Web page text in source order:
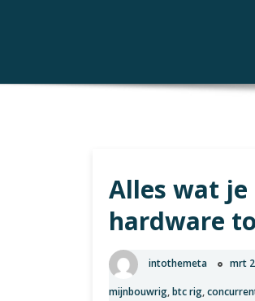
Alles wat je
hardware
intothemeta mrt
mijnbouwrig,btc rig,